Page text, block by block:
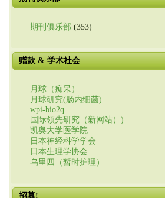
新
期刊俱乐部 (353)
赠款 & 学术社会
月球（痴呆）
月球研究(肠内细菌)
wpi-bio2q
国际领先研究（新网站）)
凯奥大学医学院
日本神经科学学会
日本生理学协会
乌里四（暂时护理）
招募!